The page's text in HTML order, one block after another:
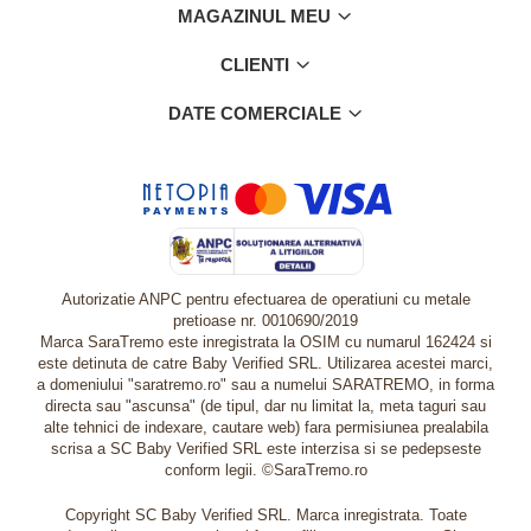
MAGAZINUL MEU
CLIENTI
DATE COMERCIALE
Autorizatie ANPC pentru efectuarea de operatiuni cu metale
pretioase nr. 0010690/2019
Marca SaraTremo este inregistrata la OSIM cu numarul 162424 si
este detinuta de catre Baby Verified SRL. Utilizarea acestei marci,
a domeniului "saratremo.ro" sau a numelui SARATREMO, in forma
directa sau "ascunsa" (de tipul, dar nu limitat la, meta taguri sau
alte tehnici de indexare, cautare web) fara permisiunea prealabila
scrisa a SC Baby Verified SRL este interzisa si se pedepseste
conform legii. ©SaraTremo.ro
Copyright SC Baby Verified SRL. Marca inregistrata. Toate